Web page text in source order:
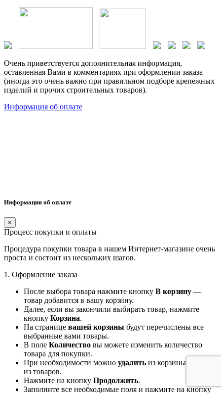
Очень приветствуется дополнительная информация,
оставленная Вами в комментариях при оформлении заказа
(иногда это очень важно при правильном подборе крепежных
изделий и прочих строительных товаров).
Информация об оплате
Информация об оплате
×
Процесс покупки и оплаты
Процедура покупки товара в нашем Интернет-магазине очень
проста и состоит из нескольких шагов.
1. Оформление заказа
После выбора товара нажмите кнопку В корзину —
товар добавится в вашу корзину.
Далее, если вы закончили выбирать товар, нажмите
кнопку Корзина.
На странице вашей корзины будут перечислены все
выбранные вами товары.
В поле Количество вы можете изменить количество
товара для покупки.
При необходимости можно удалить из корзины какие-то
из товаров.
Нажмите на кнопку Продолжить.
Заполните все необходимые поля и нажмите на кнопку